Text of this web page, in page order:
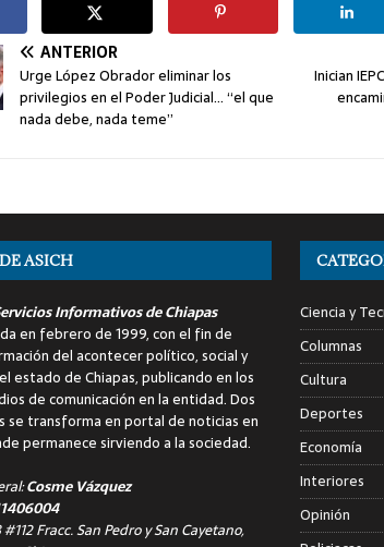
ANTERIOR
Urge López Obrador eliminar los
privilegios en el Poder Judicial… “el que
nada debe, nada teme”
Inician
ASICH
Informativos de Chiapas
en febrero de 1999, con el fin de
del acontecer político, social y
estado de Chiapas, publicando en los
de comunicación en la entidad. Dos
se transforma en portal de noticias en
permanece sirviendo a la sociedad.
Cosme Vázquez
Fracc. San Pedro y San Cayetano,
Ciencia y
Columnas
Cultura
Deportes
Economía
Interiores
Opinión